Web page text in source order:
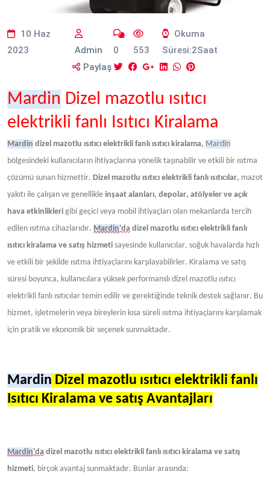
10 Haz
2023
Admin 0 553
Okuma
Süresi:2Saat
Paylaş
Mardin Dizel mazotlu ısıtıcı
elektrikli fanlı Isıtıcı Kiralama
Mardin dizel mazotlu ısıtıcı elektrikli fanlı ısıtıcı kiralama, Mardin
bölgesindeki kullanıcıların ihtiyaçlarına yönelik taşınabilir ve etkili bir ısıtma
çözümü sunan hizmettir. Dizel mazotlu ısıtıcı elektrikli fanlı ısıtıcılar, mazot
yakıtı ile çalışan ve genellikle inşaat alanları, depolar, atölyeler ve açık
hava etkinlikleri gibi geçici veya mobil ihtiyaçları olan mekanlarda tercih
edilen ısıtma cihazlarıdır. Mardin'da dizel mazotlu ısıtıcı elektrikli fanlı
ısıtıcı kiralama ve satış hizmeti sayesinde kullanıcılar, soğuk havalarda hızlı
ve etkili bir şekilde ısıtma ihtiyaçlarını karşılayabilirler. Kiralama ve satış
süresi boyunca, kullanıcılara yüksek performanslı dizel mazotlu ısıtıcı
elektrikli fanlı ısıtıcılar temin edilir ve gerektiğinde teknik destek sağlanır. Bu
hizmet, işletmelerin veya bireylerin kısa süreli ısıtma ihtiyaçlarını karşılamak
için pratik ve ekonomik bir seçenek sunmaktadır.
Mardin Dizel mazotlu ısıtıcı elektrikli fanlı
Isıtıcı Kiralama ve satış Avantajları
Mardin'da dizel mazotlu ısıtıcı elektrikli fanlı ısıtıcı kiralama ve satış
hizmeti, birçok avantaj sunmaktadır. Bunlar arasında: